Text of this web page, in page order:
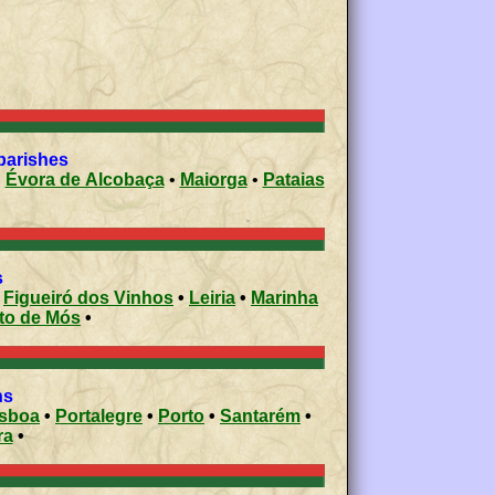
Évora de Alcobaça• Maiorga• Pataias
Figueiró dos Vinhos • Leiria • Marinha
Porto de Mós •
• Portalegre • Porto • Santarém •
•